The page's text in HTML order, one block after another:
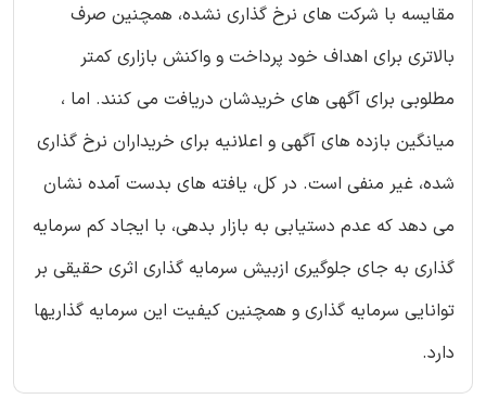
مقایسه با شرکت های نرخ گذاری نشده، همچنین صرف
بالاتری برای اهداف خود پرداخت و واکنش بازاری کمتر
مطلوبی برای آگهی های خریدشان دریافت می کنند. اما ،
میانگین بازده های آگهی و اعلانیه برای خریداران نرخ گذاری
شده، غیر منفی است. در کل، یافته های بدست آمده نشان
می دهد که عدم دستیابی به بازار بدهی، با ایجاد کم سرمایه
گذاری به جای جلوگیری ازبیش سرمایه گذاری اثری حقیقی بر
توانایی سرمایه گذاری و همچنین کیفیت این سرمایه گذاریها
دارد.